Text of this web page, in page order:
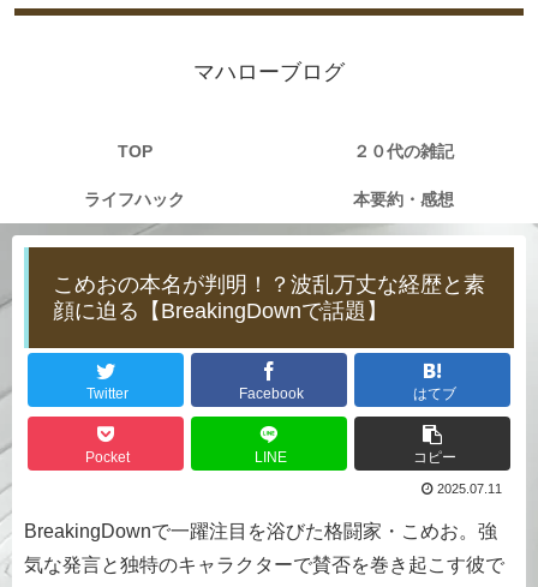
マハローブログ
TOP ２０代の雑記
ライフハック 本要約・感想
こめおの本名が判明！？波乱万丈な経歴と素
顔に迫る【BreakingDownで話題】
Twitter Facebook はてブ
Pocket LINE コピー
2025.07.11
BreakingDownで一躍注目を浴びた格闘家・こめお。強
気な発言と独特のキャラクターで賛否を巻き起こす彼で